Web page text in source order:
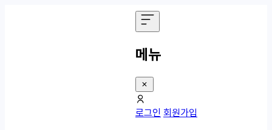
메뉴
로그인 회원가입